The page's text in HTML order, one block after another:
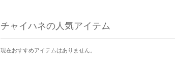
チャイハネの人気アイテム
現在おすすめアイテムはありません。